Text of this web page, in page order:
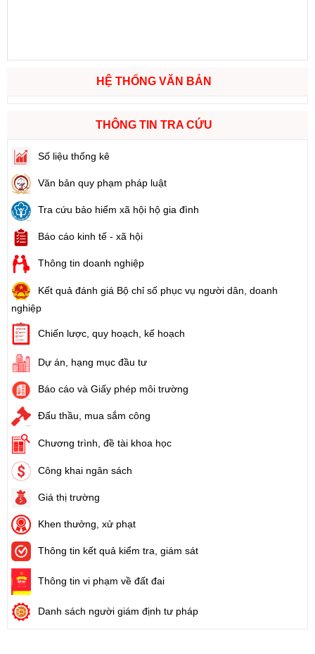
HỆ THỐNG VĂN BẢN
THÔNG TIN TRA CỨU
Số liệu thống kê
Văn bản quy phạm pháp luật
Tra cứu bảo hiểm xã hội hộ gia đình
Báo cáo kinh tế - xã hội
Thông tin doanh nghiệp
Kết quả đánh giá Bộ chỉ số phục vụ người dân, doanh
nghiệp
Chiến lược, quy hoạch, kế hoạch
Dự án, hạng mục đầu tư
Báo cáo và Giấy phép môi trường
Đấu thầu, mua sắm công
Chương trình, đề tài khoa học
Công khai ngân sách
Giá thị trường
Khen thưởng, xử phạt
Thông tin kết quả kiểm tra, giám sát
Thông tin vi phạm về đất đai
Danh sách người giám định tư pháp